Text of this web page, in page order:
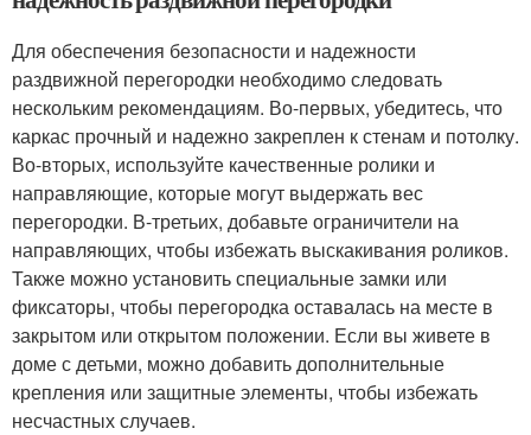
Для обеспечения безопасности и надежности
раздвижной перегородки необходимо следовать
нескольким рекомендациям. Во-первых, убедитесь, что
каркас прочный и надежно закреплен к стенам и потолку.
Во-вторых, используйте качественные ролики и
направляющие, которые могут выдержать вес
перегородки. В-третьих, добавьте ограничители на
направляющих, чтобы избежать выскакивания роликов.
Также можно установить специальные замки или
фиксаторы, чтобы перегородка оставалась на месте в
закрытом или открытом положении. Если вы живете в
доме с детьми, можно добавить дополнительные
крепления или защитные элементы, чтобы избежать
несчастных случаев.